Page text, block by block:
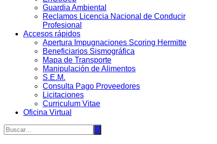
Guardia Ambiental
Reclamos Licencia Nacional de Conducir
Profesional
Accesos rápidos
Apertura Impugnaciones Scoring Hermitte
Beneficiarios Sismográfica
Mapa de Transporte
Manipulación de Alimentos
S.E.M.
Consulta Pago Proveedores
Licitaciones
Curriculum Vitae
Oficina Virtual